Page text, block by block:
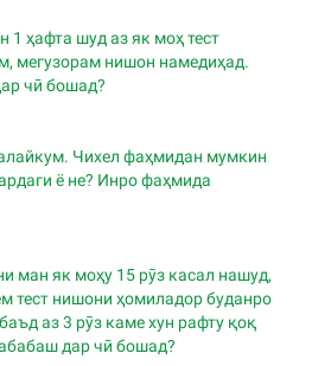
1 ҳафта шуд аз як моҳ тест
мегузорам нишон намедиҳад.
чӣ бошад?
Чихел фаҳмидан мумкин
ё не? Инро фаҳмида
ман як моҳу 15 рӯз касал нашуд,
тест нишони ҳомиладор буданро
аз 3 рӯз каме хун рафту қоқ
дар чӣ бошад?